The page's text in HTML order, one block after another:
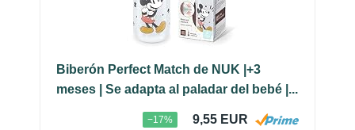
Biberón Perfect Match de NUK |+3
meses | Se adapta al paladar del bebé |...
−17% 9,55 EUR